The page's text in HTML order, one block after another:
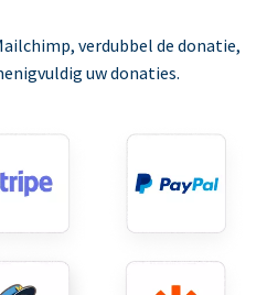
verdubbel de donatie,
uw donaties.